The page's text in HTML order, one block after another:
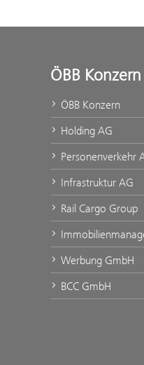
ÖBB Konzern
ÖBB Konzern
Holding AG
Personenverkehr
Infrastruktur AG
Rail Cargo Group
Werbung GmbH
BCC GmbH